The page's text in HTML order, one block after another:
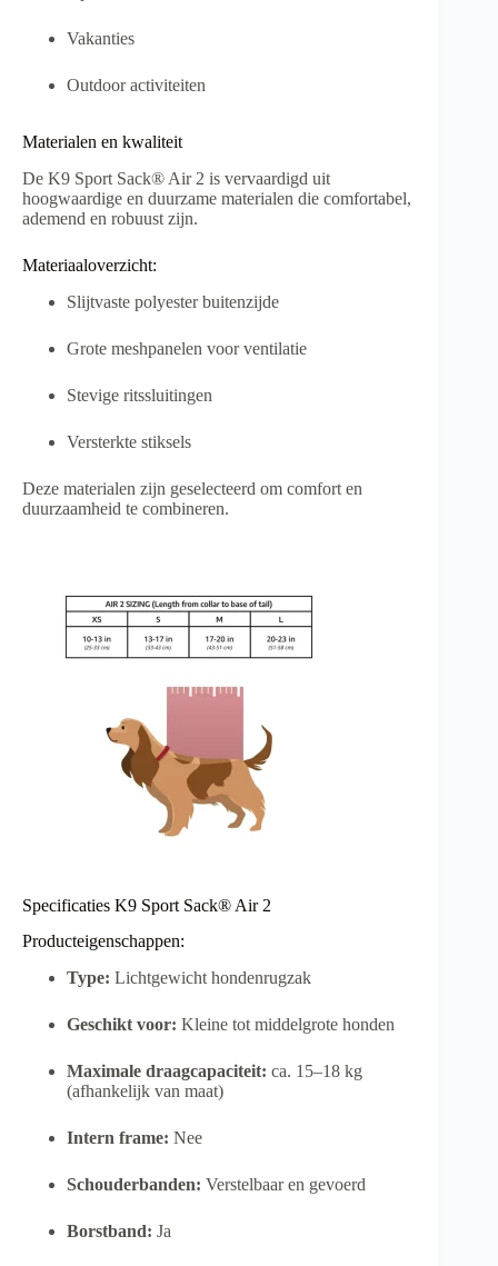
Vakanties
Outdoor activiteiten
Materialen en kwaliteit
De K9 Sport Sack® Air 2 is vervaardigd uit
hoogwaardige en duurzame materialen die comfortabel,
ademend en robuust zijn.
Materiaaloverzicht:
Slijtvaste polyester buitenzijde
Grote meshpanelen voor ventilatie
Stevige ritssluitingen
Versterkte stiksels
Deze materialen zijn geselecteerd om comfort en
duurzaamheid te combineren.
Specificaties K9 Sport Sack® Air 2
Producteigenschappen:
Type: Lichtgewicht hondenrugzak
Geschikt voor: Kleine tot middelgrote honden
Maximale draagcapaciteit: ca. 15–18 kg
(afhankelijk van maat)
Intern frame: Nee
Schouderbanden: Verstelbaar en gevoerd
Borstband: Ja